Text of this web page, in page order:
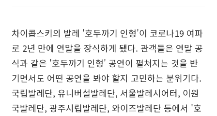
차이콥스키의 발레 '호두까기 인형'이 코로나19 여파
로 2년 만에 연말을 장식하게 됐다. 관객들은 연말 공
식과 같은 '호두까기 인형' 공연이 펼쳐지는 것을 반
기면서도 어떤 공연을 봐야 할지 고민하는 분위기다.
국립발레단, 유니버설발레단, 서울발레시어터, 이원
국발레단, 광주시립발레단, 와이즈발레단 등에서 '호